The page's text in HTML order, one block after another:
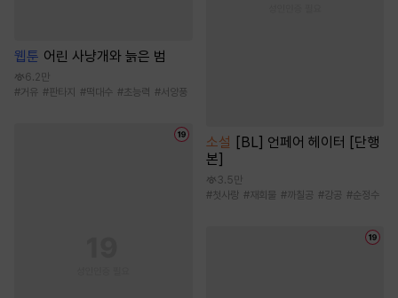
웹툰 어린 사냥개와 늙은 범
6.2만
#거유 #판타지 #떡대수 #초능력 #서양풍
소설
[BL] 언페어 헤이터 [단행
본]
3.5만
#첫사랑 #재회물 #까칠공 #강공 #순정수